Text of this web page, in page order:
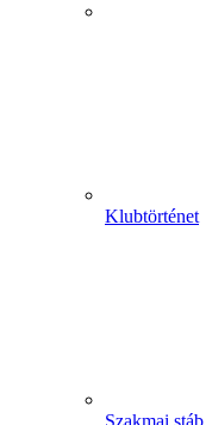
Klubtörténet